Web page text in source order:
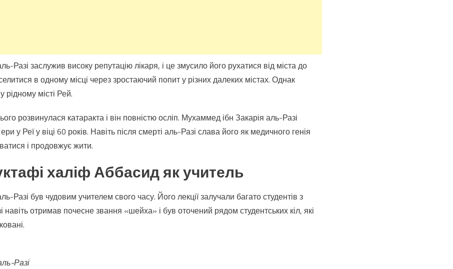
Разі заслужив високу репутацію лікаря, і це змусило його рухатися від міста до
в одному місці через зростаючий попит у різних далеких містах. Однак
рідному місті Рей.
розвинулася катаракта і він повністю осліп. Мухаммед ібн Закарія аль-Разі
у Реї у віці 60 років. Навіть після смерті аль-Разі слава його як медичного генія
і продовжує жити.
халіф Аббасид як учитель
Разі був чудовим учителем свого часу. Його лекції залучали багато студентів з
навіть отримав почесне звання «шейха» і був оточений рядом студентських кіл, які
Разі